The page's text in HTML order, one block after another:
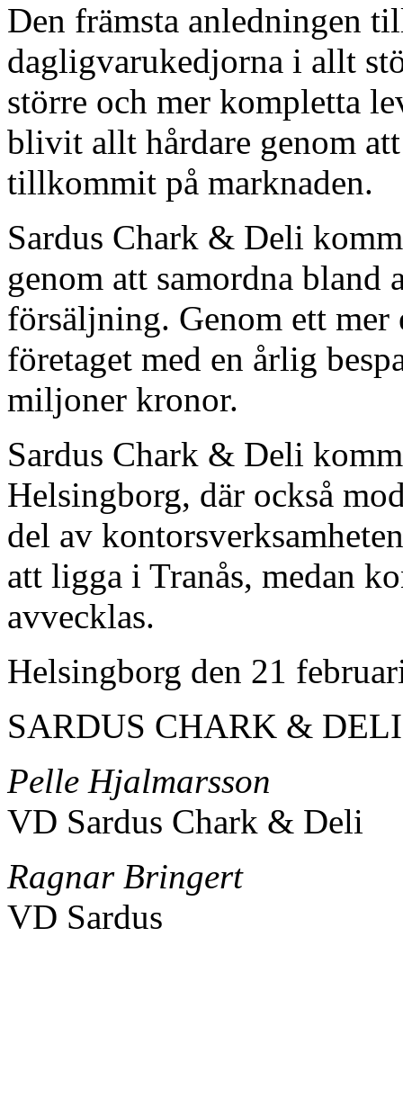
Den främsta anledningen
dagligvarukedjorna i allt
större och mer kompletta
blivit allt hårdare genom
tillkommit på marknaden.
Sardus Chark & Deli
genom att samordna bland
försäljning. Genom ett
företaget med en årlig
miljoner kronor.
Sardus Chark & Deli
Helsingborg, där också
del av
att ligga i Tranås, medan
avvecklas.
Helsingborg den 21
SARDUS CHARK & DELI
Pelle Hjalmarsson
VD Sardus Chark & Deli
Ragnar Bringert
VD Sardus